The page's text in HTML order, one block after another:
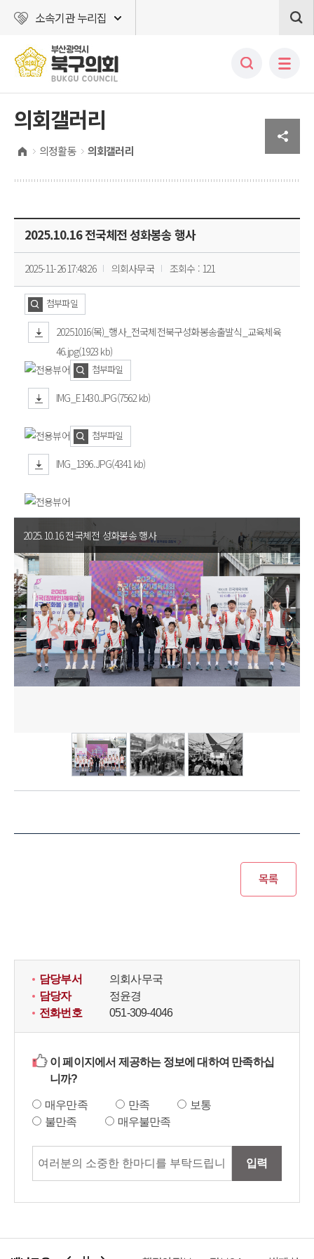
소속기관 누리집
의회갤러리
의정활동 의회갤러리
2025.10.16 전국체전 성화봉송 행사
2025-11-26 17:48:26 의회사무국 조회수 : 121
첨부파일
20251016(목)_행사_전국체전북구성화봉송출발식_교육체육
46.jpg(1923 kb)
첨부파일
IMG_E1430.JPG(7562 kb)
첨부파일
IMG_1396.JPG(4341 kb)
2025.10.16 전국체전 성화봉송 행사
담당부서
의회사무국
담당자
정윤경
전화번호
051-309-4046
이 페이지에서 제공하는 정보에 대하여 만족하십
니까?
매우만족 만족
보통
불만족
매우불만족
입력